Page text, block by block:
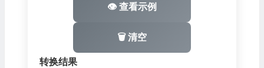
👁️ 查看示例
🗑️ 清空
转换结果